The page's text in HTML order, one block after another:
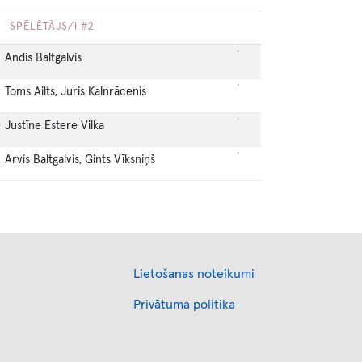
SPĒLĒTĀJS/I #2
Andis Baltgalvis
Toms Ailts, Juris Kalnrācenis
Justīne Estere Vilka
Arvis Baltgalvis, Gints Vīksniņš
Lietošanas noteikumi
Privātuma politika